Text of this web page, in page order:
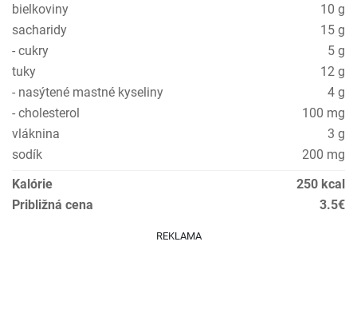
bielkoviny
10 g
sacharidy
15 g
- cukry
5 g
tuky
12 g
- nasýtené mastné kyseliny
4 g
- cholesterol
100 mg
vláknina
3 g
sodík
200 mg
Kalórie
250 kcal
Približná cena
3.5€
REKLAMA